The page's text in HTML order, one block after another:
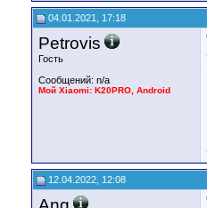
04.01.2021, 17:18
Petrovis
Гость
Сообщений: n/a
Мой Xiaomi: K20PRO, Android
12.04.2022, 12:08